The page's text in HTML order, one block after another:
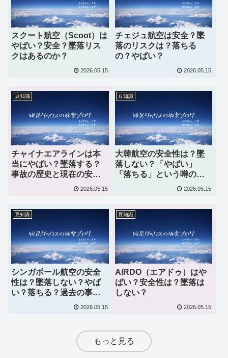
スクート航空（Scoot）は
やばい？安全？墜落リス
クはあるのか？
2026.05.15
チェジュ航空は安全？墜
落のリスクは？落ちる
の？やばい？
2026.05.15
豆知識
チャイナエアラインは本
当にやばい？墜落する？
事故の歴史と現在の安全
2026.05.15
豆知識
大韓航空の安全性は？墜
落しない？「やばい」
「落ちる」という噂の真
2026.05.15
豆知識
シンガポール航空の安全
性は？墜落しない？やば
い？落ちる？過去の事故
歴と本当の評判を徹底検
2026.05.15
豆知識
AIRDO（エアドゥ）はや
ばい？安全性は？墜落は
しない？
2026.05.15
もっと見る